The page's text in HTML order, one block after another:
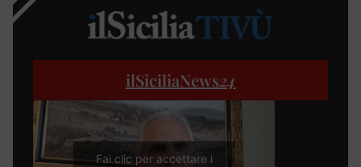
ilSiciliaNews24
Fai clic per accettare i